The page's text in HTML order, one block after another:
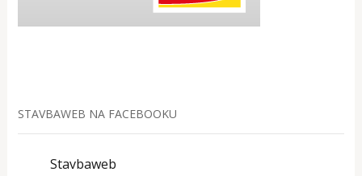
STAVBAWEB NA FACEBOOKU
Stavbaweb